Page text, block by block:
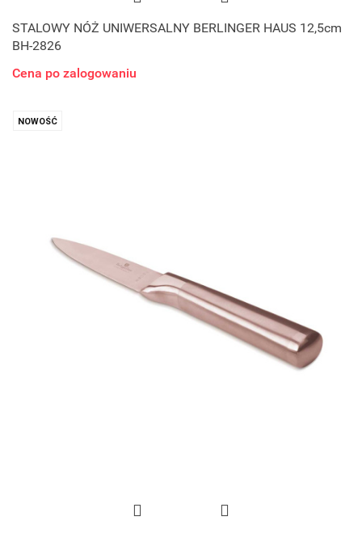
STALOWY NÓŻ UNIWERSALNY BERLINGER HAUS 12,5cm
BH-2826
Cena po zalogowaniu
NOWOŚĆ